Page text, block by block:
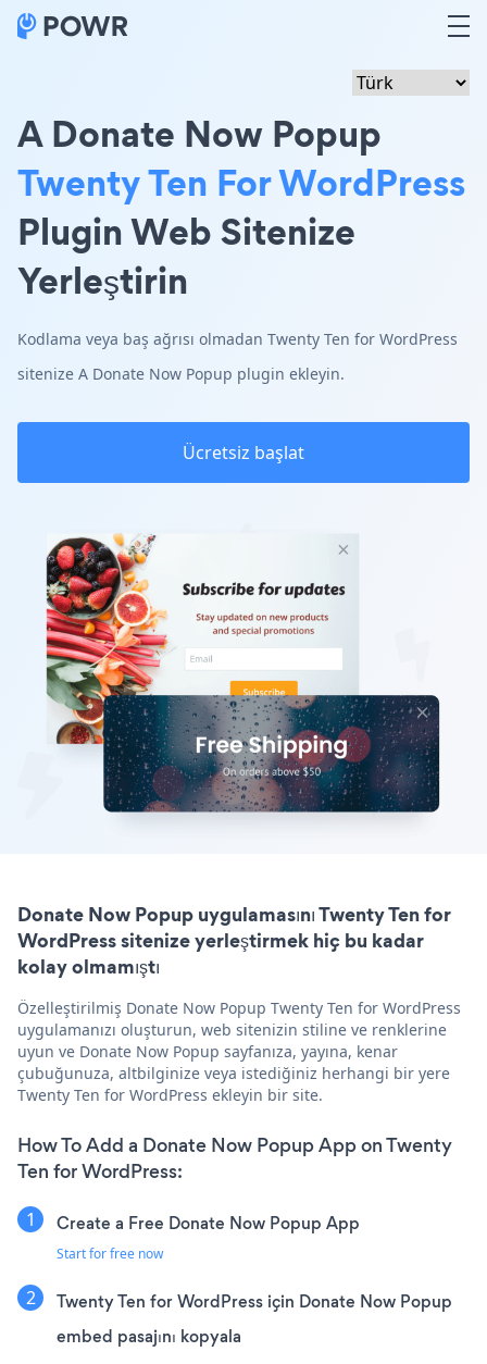
A Donate Now Popup
Twenty Ten For WordPress
Plugin Web Sitenize
Yerleştirin
Kodlama veya baş ağrısı olmadan Twenty Ten for WordPress
sitenize A Donate Now Popup plugin ekleyin.
Ücretsiz başlat
Donate Now Popup uygulamasını Twenty Ten for
WordPress sitenize yerleştirmek hiç bu kadar
kolay olmamıştı
Özelleştirilmiş Donate Now Popup Twenty Ten for WordPress
uygulamanızı oluşturun, web sitenizin stiline ve renklerine
uyun ve Donate Now Popup sayfanıza, yayına, kenar
çubuğunuza, altbilginize veya istediğiniz herhangi bir yere
Twenty Ten for WordPress ekleyin bir site.
How To Add a Donate Now Popup App on Twenty
Ten for WordPress:
Create a Free Donate Now Popup App
Start for free now
Twenty Ten for WordPress için Donate Now Popup
embed pasajını kopyala